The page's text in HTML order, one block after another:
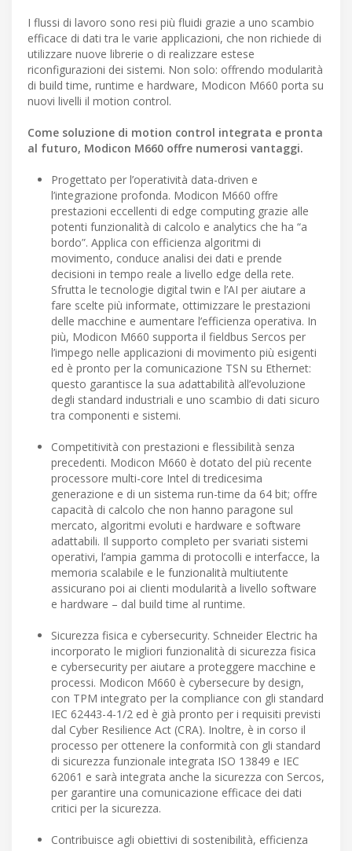
I flussi di lavoro sono resi più fluidi grazie a uno scambio
efficace di dati tra le varie applicazioni, che non richiede di
utilizzare nuove librerie o di realizzare estese
riconfigurazioni dei sistemi. Non solo: offrendo modularità
di build time, runtime e hardware, Modicon M660 porta su
nuovi livelli il motion control.
Come soluzione di motion control integrata e pronta
al futuro, Modicon M660 offre numerosi vantaggi.
Progettato per l’operatività data-driven e
l’integrazione profonda. Modicon M660 offre
prestazioni eccellenti di edge computing grazie alle
potenti funzionalità di calcolo e analytics che ha “a
bordo”. Applica con efficienza algoritmi di
movimento, conduce analisi dei dati e prende
decisioni in tempo reale a livello edge della rete.
Sfrutta le tecnologie digital twin e l’AI per aiutare a
fare scelte più informate, ottimizzare le prestazioni
delle macchine e aumentare l’efficienza operativa. In
più, Modicon M660 supporta il fieldbus Sercos per
l’impego nelle applicazioni di movimento più esigenti
ed è pronto per la comunicazione TSN su Ethernet:
questo garantisce la sua adattabilità all’evoluzione
degli standard industriali e uno scambio di dati sicuro
tra componenti e sistemi.
Competitività con prestazioni e flessibilità senza
precedenti. Modicon M660 è dotato del più recente
processore multi-core Intel di tredicesima
generazione e di un sistema run-time da 64 bit; offre
capacità di calcolo che non hanno paragone sul
mercato, algoritmi evoluti e hardware e software
adattabili. Il supporto completo per svariati sistemi
operativi, l’ampia gamma di protocolli e interfacce, la
memoria scalabile e le funzionalità multiutente
assicurano poi ai clienti modularità a livello software
e hardware – dal build time al runtime.
Sicurezza fisica e cybersecurity. Schneider Electric ha
incorporato le migliori funzionalità di sicurezza fisica
e cybersecurity per aiutare a proteggere macchine e
processi. Modicon M660 è cybersecure by design,
con TPM integrato per la compliance con gli standard
IEC 62443-4-1/2 ed è già pronto per i requisiti previsti
dal Cyber Resilience Act (CRA). Inoltre, è in corso il
processo per ottenere la conformità con gli standard
di sicurezza funzionale integrata ISO 13849 e IEC
62061 e sarà integrata anche la sicurezza con Sercos,
per garantire una comunicazione efficace dei dati
critici per la sicurezza.
Contribuisce agli obiettivi di sostenibilità, efficienza